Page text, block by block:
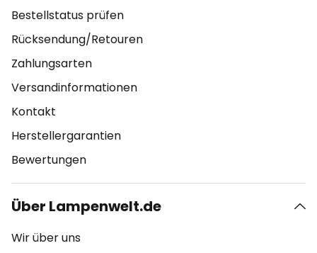
Bestellstatus prüfen
Rücksendung/Retouren
Zahlungsarten
Versandinformationen
Kontakt
Herstellergarantien
Bewertungen
Über Lampenwelt.de
Wir über uns